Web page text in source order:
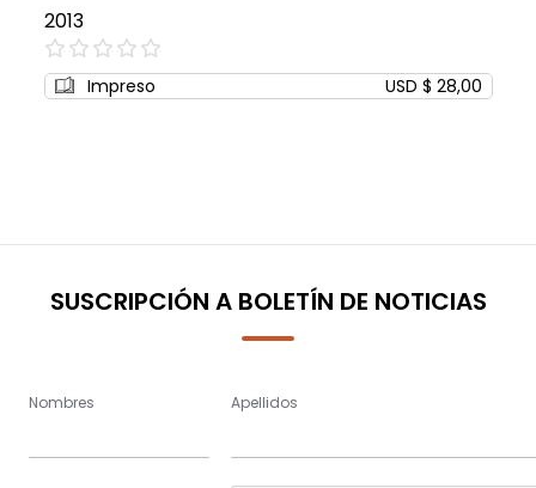
2013
0%
Impreso USD $ 28,00
SUSCRIPCIÓN A BOLETÍN DE NOTICIAS
Nombres Apellidos